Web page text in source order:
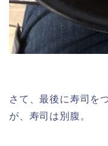
さて、最後に寿司を
が、寿司は別腹。